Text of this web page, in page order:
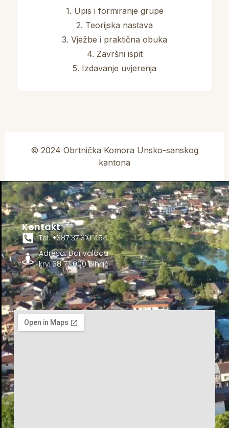
1. Upis i formiranje grupe
2. Teorijska nastava
3. Vježbe i praktična obuka
4. Završni ispit
5. Izdavanje uvjerenja
© 2024 Obrtnička Komora Unsko-sanskog
kantona
Kontakt
Tel. +387 37 310 454
Adresa: Darivalaca
krvi 38 77 000 Bihać